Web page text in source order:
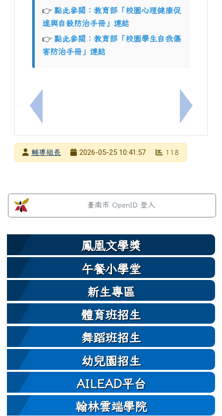
上一筆：臺南市私立慈幼高級工商職業學校114學年
👉 點此參閱：教育部「校園心理健康促
進與自殺防治手冊」連結
👉 點此參閱：教育部「校園學生自我傷
害防治手冊」連結
下一筆：
發布者輔導組長
2026-05-25 10:41:57 118
左邊區域內容
臺南市 OpenID 登入
鳳凰文學獎
午餐小學堂
新生專區
體育班招生
舞蹈班招生
幼兒園招生
AILEAD平台
翰林雲端學院